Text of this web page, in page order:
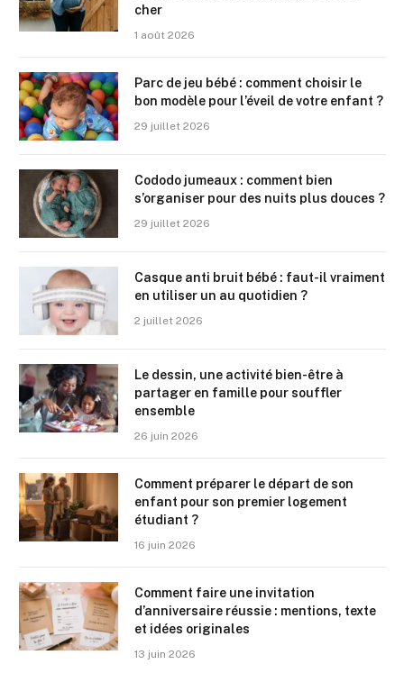
cher
1 août 2026
Parc de jeu bébé : comment choisir le
bon modèle pour l’éveil de votre enfant ?
29 juillet 2026
Cododo jumeaux : comment bien
s’organiser pour des nuits plus douces ?
29 juillet 2026
Casque anti bruit bébé : faut-il vraiment
en utiliser un au quotidien ?
2 juillet 2026
Le dessin, une activité bien-être à
partager en famille pour souffler
ensemble
26 juin 2026
Comment préparer le départ de son
enfant pour son premier logement
étudiant ?
16 juin 2026
Comment faire une invitation
d’anniversaire réussie : mentions, texte
et idées originales
13 juin 2026